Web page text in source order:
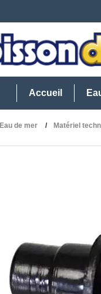
Accueil
Eau de mer Matériel